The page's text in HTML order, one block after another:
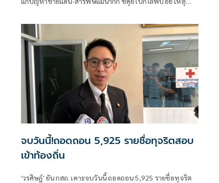
ให้รัฐบาลเมียนมา
จบวันนี้!ถอดถอน 5,925 รายชื่อทุจริตสอบ
เข้าท้องถิ่น
'วรศิษฎ์' ยัน กสถ. เคาะจบวันนี้ ถอดถอน 5,925 รายชื่อทุจริต